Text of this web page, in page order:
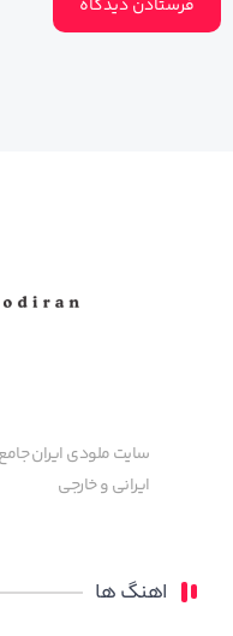
سایت ملودی ایران
ایرانی و خارجی
اهنگ ها